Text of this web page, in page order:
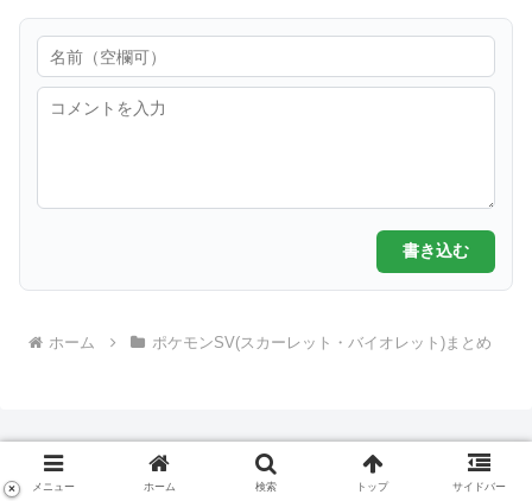
書き込む
ホーム ポケモンSV(スカーレット・バイオレット)まとめ
メニュー ホーム 検索 トップ サイドバー
×